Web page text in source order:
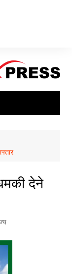
देने